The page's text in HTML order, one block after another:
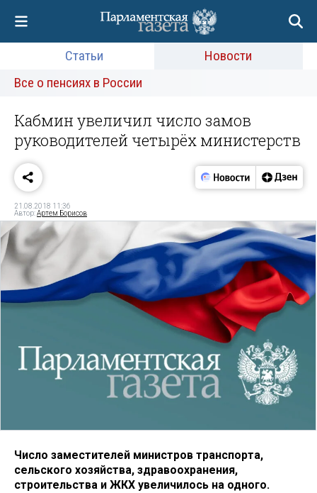
Статьи
Новости
Все о пенсиях в России
Кабмин увеличил число замов
руководителей четырёх министерств
21.08.2018 11:36
Автор:Артем Борисов
Число заместителей министров транспорта,
сельского хозяйства, здравоохранения,
строительства и ЖКХ увеличилось на одного.